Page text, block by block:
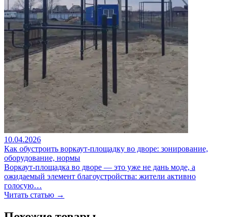
10.04.2026
Как обустроить воркаут-площадку во дворе: зонирование,
оборудование, нормы
Воркаут-площадка во дворе — это уже не дань моде, а
ожидаемый элемент благоустройства: жители активно
голосую…
Читать статью →